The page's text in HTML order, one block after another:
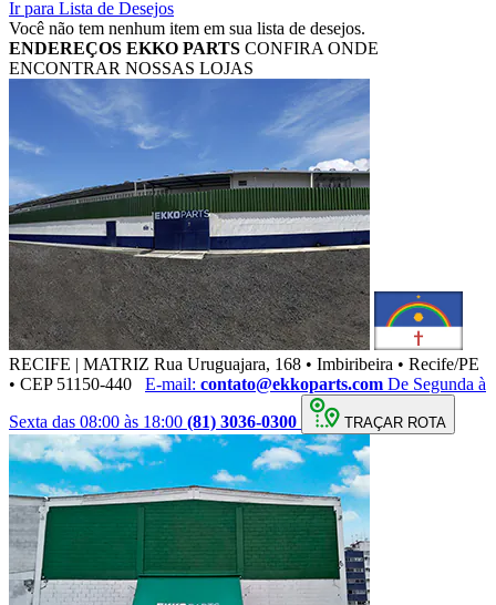
Ir para Lista de Desejos
Você não tem nenhum item em sua lista de desejos.
ENDEREÇOS EKKO PARTS CONFIRA ONDE
ENCONTRAR NOSSAS LOJAS
RECIFE | MATRIZ Rua Uruguajara, 168 • Imbiribeira • Recife/PE
• CEP 51150-440
E-mail: contato@ekkoparts.com De Segunda à
Sexta das 08:00 às 18:00 (81) 3036-0300 TRAÇAR ROTA